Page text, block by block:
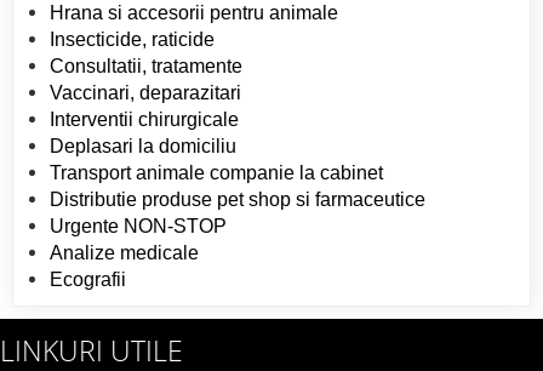
Hrana si accesorii pentru animale
Insecticide, raticide
Consultatii, tratamente
Vaccinari, deparazitari
Interventii chirurgicale
Deplasari la domiciliu
Transport animale companie la cabinet
Distributie produse pet shop si farmaceutice
Urgente NON-STOP
Analize medicale
Ecografii
LINKURI UTILE